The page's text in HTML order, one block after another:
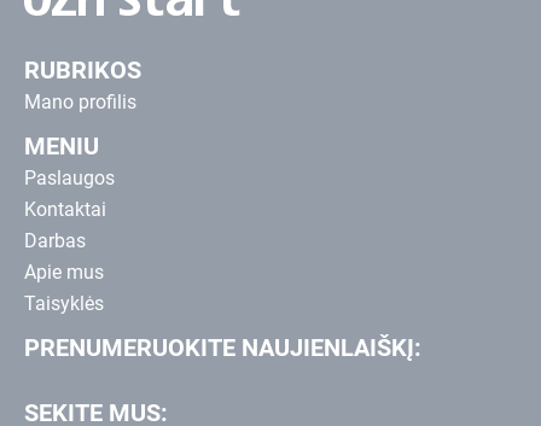
RUBRIKOS
Mano profilis
MENIU
Paslaugos
Kontaktai
Darbas
Apie mus
Taisyklės
PRENUMERUOKITE NAUJIENLAIŠKĮ:
SEKITE MUS: